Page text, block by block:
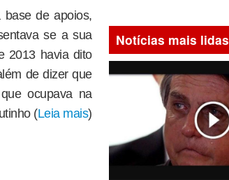
base de apoios,
se a sua
2013 havia dito
de dizer que
ocupava na
(Leia mais)
Notícias mais lidas